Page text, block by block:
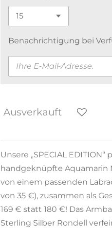
Benachrichtigung bei
Ausverkauft
Unsere „SPECIAL
handgeknüpfte Aquamarin
von einem passenden
von 35 €), zusammen als
169 € statt 180 €! Das
Sterling Silber Rondell